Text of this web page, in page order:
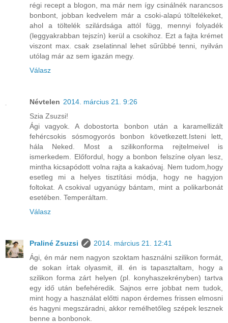
régi recept a blogon, ma már nem így csinálnék narancsos
bonbont, jobban kedvelem már a csoki-alapú töltelékeket,
ahol a töltelék szilárdsága attól függ, mennyi folyadék
(leggyakrabban tejszín) kerül a csokihoz. Ezt a fajta krémet
viszont max. csak zselatinnal lehet sűrűbbé tenni, nyilván
utólag már az sem igazán megy.
Válasz
Névtelen 2014. március 21. 9:26
Szia Zsuzsi!
Ági vagyok. A dobostorta bonbon után a karamellizált
fehércsokis sósmogyorós bonbon következett.Isteni lett,
hála Neked. Most a szilikonforma rejtelmeivel is
ismerkedem. Előfordul, hogy a bonbon felszíne olyan lesz,
mintha kicsapódott volna rajta a kakaóvaj. Nem tudom,hogy
esetleg mi a helyes tisztítási módja, hogy ne hagyjon
foltokat. A csokival ugyanúgy bántam, mint a polikarbonát
esetében. Temperáltam.
Válasz
Praliné Zsuzsi
2014. március 21. 12:41
Ági, én már nem nagyon szoktam használni szilikon formát,
de sokan írtak olyasmit, ill. én is tapasztaltam, hogy a
szilikon forma zárt helyen (pl. konyhaszekrényben) tartva
egy idő után befehéredik. Sajnos erre jobbat nem tudok,
mint hogy a használat előtti napon érdemes frissen elmosni
és hagyni megszáradni, akkor remélhetőleg szépek lesznek
benne a bonbonok.